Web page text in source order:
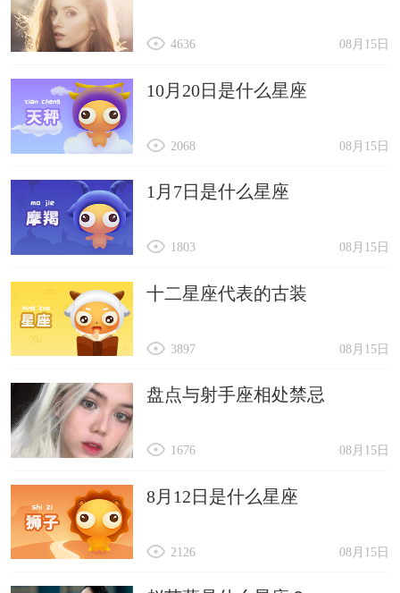
08月15日
4636
10月20日是什么星座
08月15日
2068
1月7日是什么星座
08月15日
1803
十二星座代表的古装
08月15日
3897
盘点与射手座相处禁忌
08月15日
1676
8月12日是什么星座
08月15日
2126